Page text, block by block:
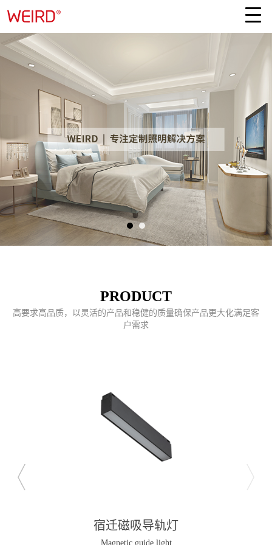
PRODUCT
高要求高品质，以灵活的产品和稳健的质量确保产品更大化满足客
户需求
宿迁磁吸导轨灯
Magnetic guide light